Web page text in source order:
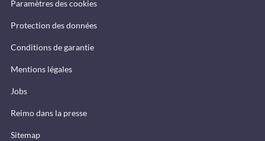
Paramètres des cookies
Protection des données
Conditions de garantie
Mentions légales
Jobs
Reimo dans la presse
Sitemap